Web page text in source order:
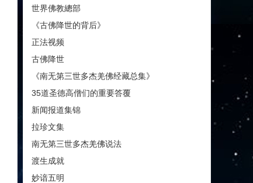
世界佛教總部
《古佛降世的背后》
正法视频
古佛降世
《南无第三世多杰羌佛经藏总集》
35道圣德高僧们的重要答覆
新闻报道集锦
拉珍文集
南无第三世多杰羌佛说法
渡生成就
妙谙五明